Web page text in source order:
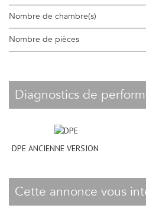
Nombre de chambre(s)
Nombre de pièces
diagnostics de
DPE ANCIENNE VERSION
cette annonce vous